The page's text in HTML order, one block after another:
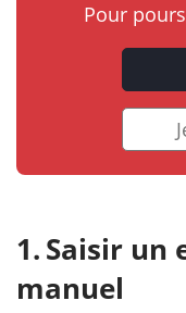
Pour
Saisir un
manuel